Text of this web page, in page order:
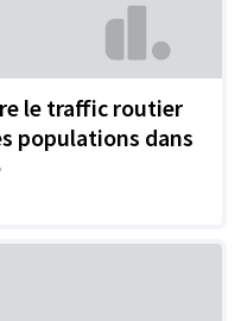
le traffic routier
populations dans